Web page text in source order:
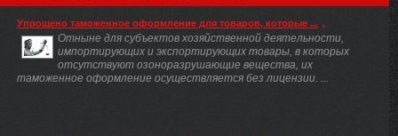
Упрощено таможенное оформление для товаров, которые ...
Отныне для субъектов хозяйственной деятельности,
импортирующих и экспортирующих товары, в которых
отсутствуют озоноразрушающие вещества, их
таможенное оформление осуществляется без лицензии. ...